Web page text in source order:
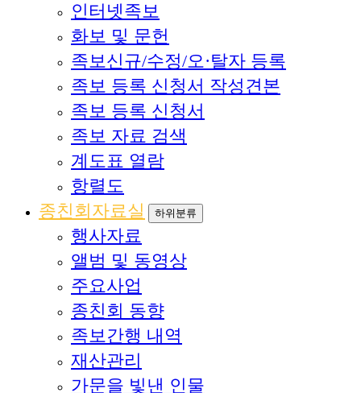
인터넷족보
화보 및 문헌
족보신규/수정/오·탈자 등록
족보 등록 신청서 작성견본
족보 등록 신청서
족보 자료 검색
계도표 열람
항렬도
종친회자료실
하위분류
행사자료
앨범 및 동영상
주요사업
종친회 동향
족보간행 내역
재산관리
가문을 빛낸 인물